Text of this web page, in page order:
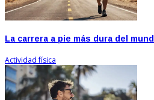
La carrera a pie más dura del
Actividad física